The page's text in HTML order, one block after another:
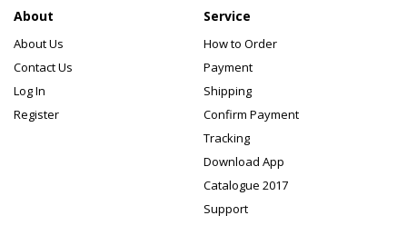
About
About Us
Contact Us
Log In
Register
Service
How to Order
Payment
Shipping
Confirm Payment
Tracking
Download App
Catalogue 2017
Support